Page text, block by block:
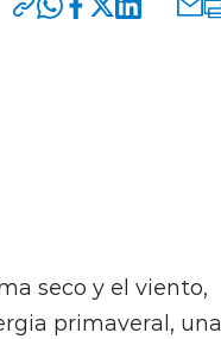
seco y el viento,
primaveral, una